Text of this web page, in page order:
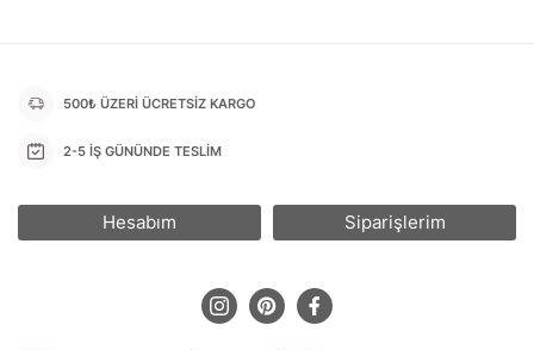
500₺ ÜZERİ ÜCRETSİZ KARGO
2-5 İŞ GÜNÜNDE TESLİM
Hesabım Siparişlerim